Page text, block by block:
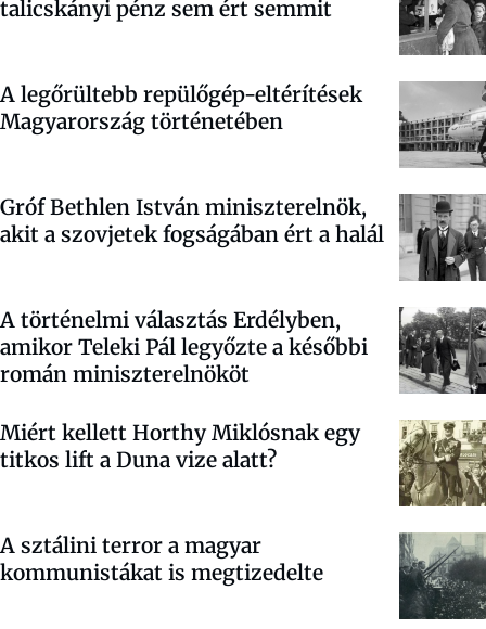
talicskányi pénz sem ért semmit
A legőrültebb repülőgép-eltérítések
Magyarország történetében
Gróf Bethlen István miniszterelnök,
akit a szovjetek fogságában ért a halál
A történelmi választás Erdélyben,
amikor Teleki Pál legyőzte a későbbi
román miniszterelnököt
Miért kellett Horthy Miklósnak egy
titkos lift a Duna vize alatt?
A sztálini terror a magyar
kommunistákat is megtizedelte